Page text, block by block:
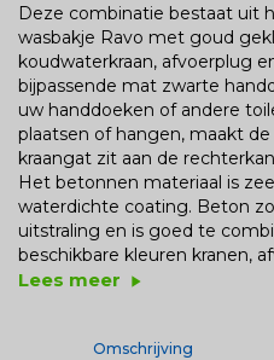
Deze combinatie bestaat uit
wasbakje Ravo met goud
koudwaterkraan, afvoerplug
bijpassende mat zwarte
uw handdoeken of andere
plaatsen of hangen, maakt
kraangat zit aan de
Het betonnen materiaal is
waterdichte coating. Beton
uitstraling en is goed te
beschikbare kleuren kranen,
Lees meer play_arrow
Omschrijving